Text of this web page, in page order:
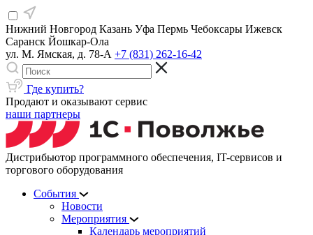
Нижний Новгород Казань Уфа Пермь Чебоксары Ижевск
Саранск Йошкар-Ола
ул. М. Ямская, д. 78-А +7 (831) 262-16-42
Где купить?
Продают и оказывают сервис
наши партнеры
Дистрибьютор программного обеспечения, IT-сервисов и
торгового оборудования
События
Новости
Мероприятия
Календарь мероприятий